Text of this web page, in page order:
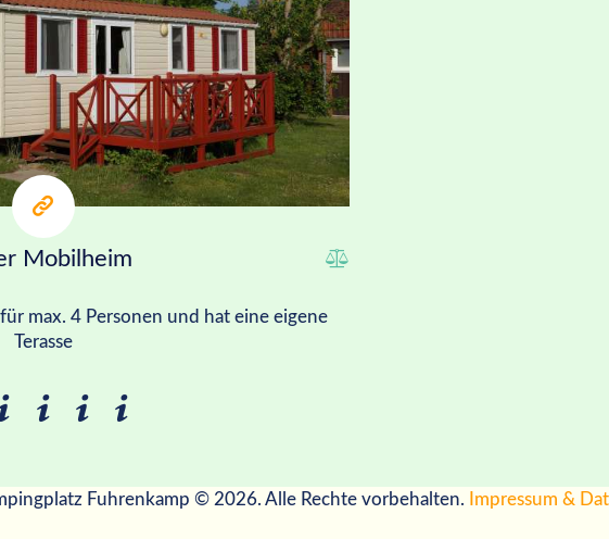
70€
Mobilheim
max. 4 Personen und hat eine eigene
Terasse
Fuhrenkamp © 2026. Alle Rechte vorbehalten. Impressum &